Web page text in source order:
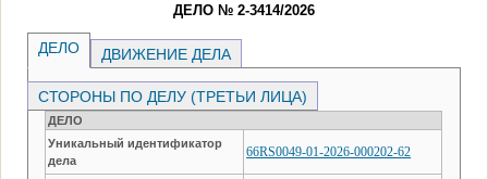
ДЕЛО № 2-3414/2026
ДЕЛО ДВИЖЕНИЕ ДЕЛА
СТОРОНЫ ПО ДЕЛУ (ТРЕТЬИ ЛИЦА)
ДЕЛО
Уникальный идентификатор
дела
66RS0049-01-2026-000202-62